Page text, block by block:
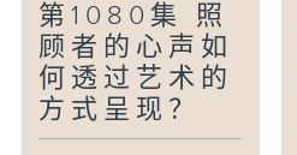
第1080集 照
顾者的心声如
何透过艺术的
方式呈现？